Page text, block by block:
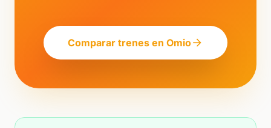
Comparar trenes en Omio